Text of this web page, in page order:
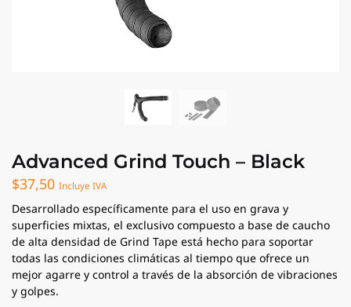
Advanced Grind Touch – Black
$37,50 Incluye IVA
Desarrollado específicamente para el uso en grava y
superficies mixtas, el exclusivo compuesto a base de caucho
de alta densidad de Grind Tape está hecho para soportar
todas las condiciones climáticas al tiempo que ofrece un
mejor agarre y control a través de la absorción de vibraciones
y golpes.